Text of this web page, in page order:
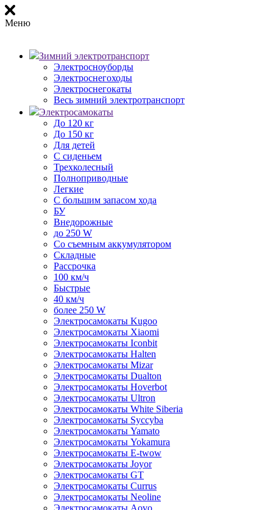
Меню
Зимний электротранспорт
Электросноуборды
Электроснегоходы
Электроснегокаты
Весь зимний электротранспорт
Электросамокаты
До 120 кг
До 150 кг
Для детей
С сиденьем
Трехколесный
Полноприводные
Легкие
С большим запасом хода
БУ
Внедорожные
до 250 W
Со съемным аккумулятором
Складные
Рассрочка
100 км/ч
Быстрые
40 км/ч
более 250 W
Электросамокаты Kugoo
Электросамокаты Xiaomi
Электросамокаты Iconbit
Электросамокаты Halten
Электросамокаты Mizar
Электросамокаты Dualton
Электросамокаты Hoverbot
Электросамокаты Ultron
Электросамокаты White Siberia
Электросамокаты Syccyba
Электросамокаты Yamato
Электросамокаты Yokamura
Электросамокаты E-twow
Электросамокаты Joyor
Электросамокаты GT
Электросамокаты Currus
Электросамокаты Neoline
Электросамокаты Aovo